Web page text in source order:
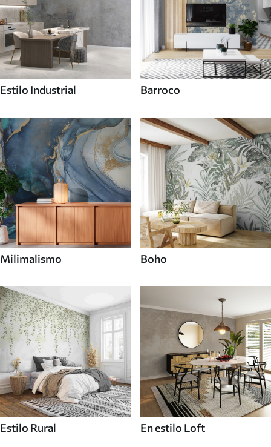
Estilo Industrial Barroco
Milimalismo Boho
Estilo Rural En estilo Loft